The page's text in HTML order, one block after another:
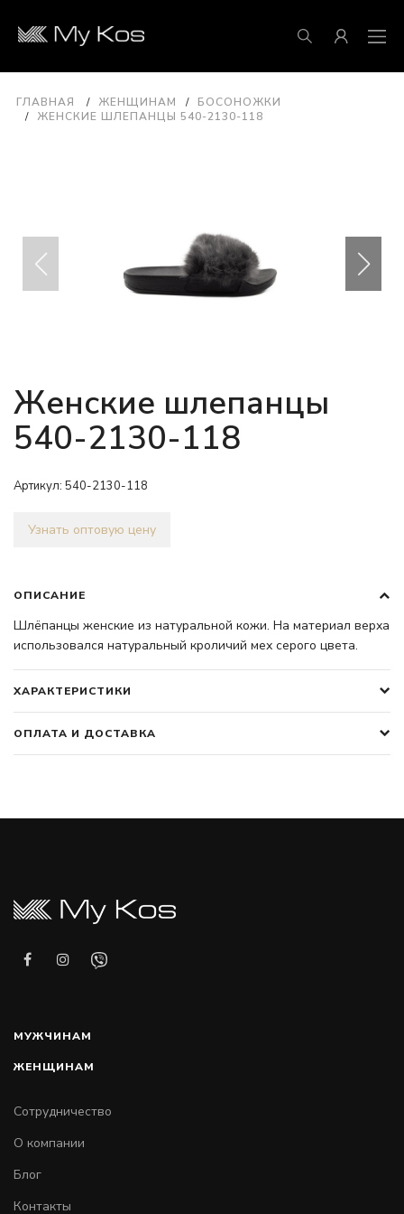
ГЛАВНАЯ ЖЕНЩИНАМ
БОСОНОЖКИ
ЖЕНСКИЕ ШЛЕПАНЦЫ 540-2130-118
Женские шлепанцы
540-2130-118
Артикул: 540-2130-118
Узнать оптовую цену
ОПИСАНИЕ
Шлёпанцы женские из натуральной кожи. На материал верха
использовался натуральный кроличий мех серого цвета.
ХАРАКТЕРИСТИКИ
ОПЛАТА И ДОСТАВКА
МУЖЧИНАМ
ЖЕНЩИНАМ
Сотрудничество
О компании
Блог
Контакты